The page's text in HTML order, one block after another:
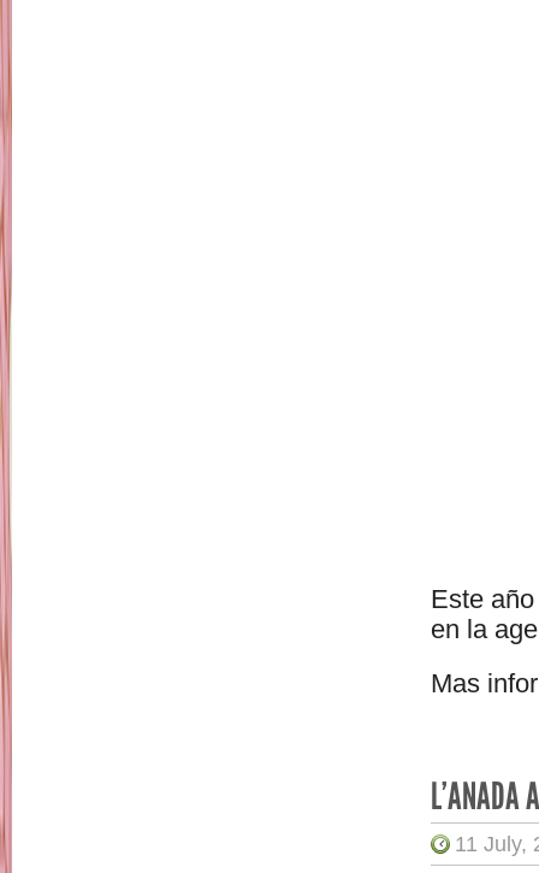
Este
en la
Mas
L’ANADA
11 July,